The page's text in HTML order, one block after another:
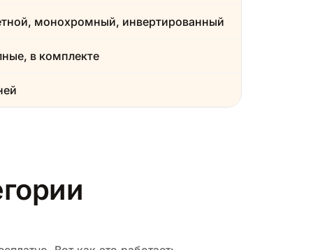
монохромный, инвертированный
в комплекте